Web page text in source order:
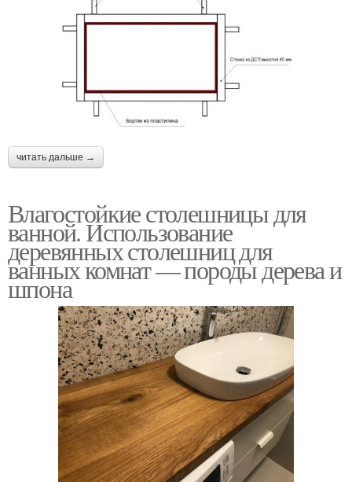
читать дальше →
Влагостойкие столешницы для
ванной. Использование
деревянных столешниц для
ванных комнат — породы дерева и
шпона